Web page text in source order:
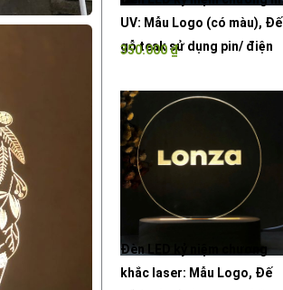
UV: Mẫu Logo (có màu), Đế
gỗ teak sử dụng pin/ điện
350.000₫
Đèn LED kỷ niệm chương
khắc laser: Mẫu Logo, Đế